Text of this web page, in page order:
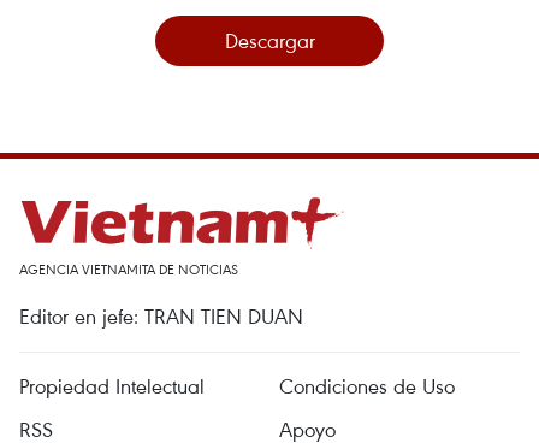
Descargar
AGENCIA VIETNAMITA DE NOTICIAS
Editor en jefe: TRAN TIEN DUAN
Propiedad Intelectual
Condiciones de Uso
RSS
Apoyo